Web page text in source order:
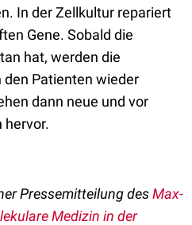
In der Zellkultur repariert
Gene. Sobald die
hat, werden die
Patienten wieder
dann neue und vor
hervor.
Pressemitteilung desMax-
Medizin in der